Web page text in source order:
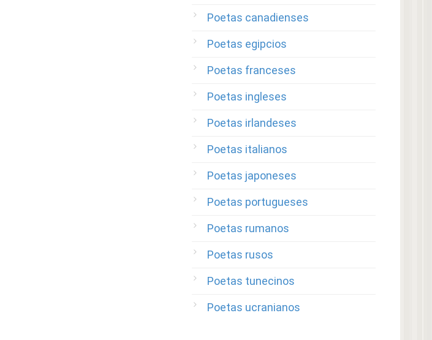
Poetas canadienses
Poetas egipcios
Poetas franceses
Poetas ingleses
Poetas irlandeses
Poetas italianos
Poetas japoneses
Poetas portugueses
Poetas rumanos
Poetas rusos
Poetas tunecinos
Poetas ucranianos